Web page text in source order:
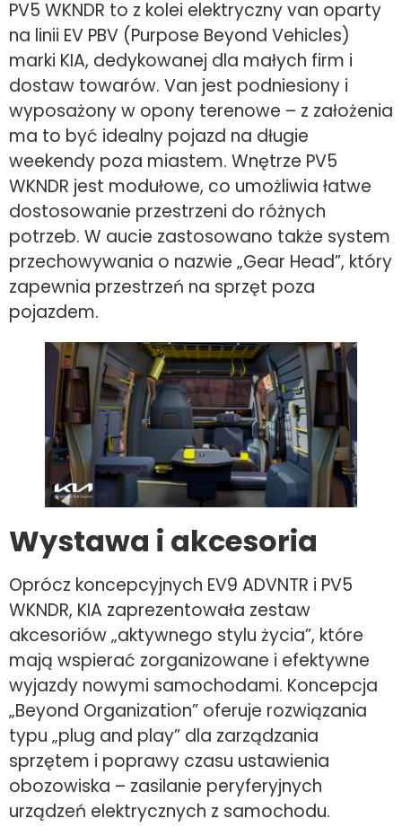
PV5 WKNDR to z kolei elektryczny van oparty
na linii EV PBV (Purpose Beyond Vehicles)
marki KIA, dedykowanej dla małych firm i
dostaw towarów. Van jest podniesiony i
wyposażony w opony terenowe – z założenia
ma to być idealny pojazd na długie
weekendy poza miastem. Wnętrze PV5
WKNDR jest modułowe, co umożliwia łatwe
dostosowanie przestrzeni do różnych
potrzeb. W aucie zastosowano także system
przechowywania o nazwie „Gear Head”, który
zapewnia przestrzeń na sprzęt poza
pojazdem.
Wystawa i akcesoria
Oprócz koncepcyjnych EV9 ADVNTR i PV5
WKNDR, KIA zaprezentowała zestaw
akcesoriów „aktywnego stylu życia”, które
mają wspierać zorganizowane i efektywne
wyjazdy nowymi samochodami. Koncepcja
„Beyond Organization” oferuje rozwiązania
typu „plug and play” dla zarządzania
sprzętem i poprawy czasu ustawienia
obozowiska – zasilanie peryferyjnych
urządzeń elektrycznych z samochodu.